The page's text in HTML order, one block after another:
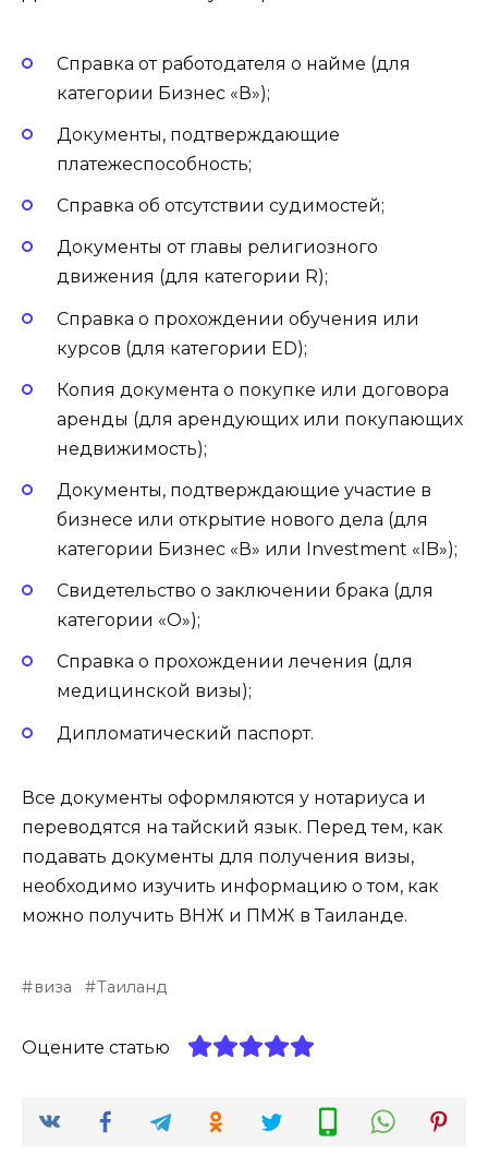
Справка от работодателя о найме (для
категории Бизнес «В»);
Документы, подтверждающие
платежеспособность;
Справка об отсутствии судимостей;
Документы от главы религиозного
движения (для категории R);
Справка о прохождении обучения или
курсов (для категории ED);
Копия документа о покупке или договора
аренды (для арендующих или покупающих
недвижимость);
Документы, подтверждающие участие в
бизнесе или открытие нового дела (для
категории Бизнес «В» или Investment «IB»);
Свидетельство о заключении брака (для
категории «О»);
Справка о прохождении лечения (для
медицинской визы);
Дипломатический паспорт.
Все документы оформляются у нотариуса и
переводятся на тайский язык. Перед тем, как
подавать документы для получения визы,
необходимо изучить информацию о том, как
можно получить ВНЖ и ПМЖ в Таиланде.
виза Таиланд
Оцените статью